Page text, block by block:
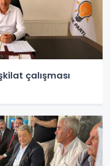
çalışması